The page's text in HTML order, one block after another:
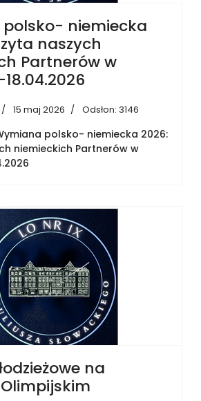
niemiecka
naszych
Partnerów w
15 maj 2026 Odsłon: 3146
polsko- niemiecka 2026:
niemieckich Partnerów w
na